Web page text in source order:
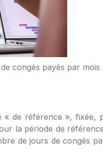
congés payés par mois
« de référence », fixée,
la période de
de jours de congés